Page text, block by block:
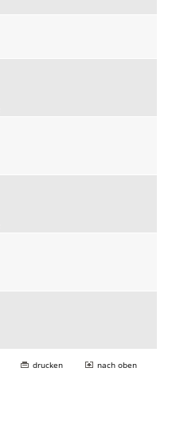
drucken nach oben